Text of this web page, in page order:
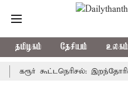
தமிழகம் தேசியம் உலகம்
கூட்டநெரிசல்: இறந்தோரின்